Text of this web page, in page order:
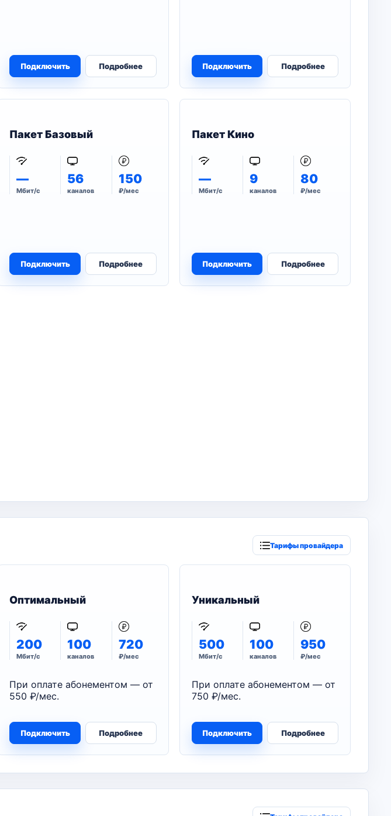
Подключить Подробнее Подключить Подробнее
Пакет Базовый
—
Мбит/с
56
каналов
150
₽/мес
Подключить Подробнее
Пакет Кино
—
Мбит/с
9
каналов
80
₽/мес
Подключить Подробнее
Тарифы провайдера
Оптимальный
200
Мбит/с
100
каналов
720
₽/мес
При оплате абонементом — от
550 ₽/мес.
Подключить Подробнее
Уникальный
500
Мбит/с
100
каналов
950
₽/мес
При оплате абонементом — от
750 ₽/мес.
Подключить Подробнее